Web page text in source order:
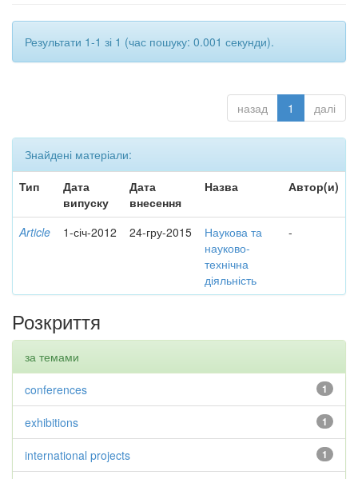
Результати 1-1 зі 1 (час пошуку: 0.001 секунди).
назад 1 далі
Знайдені матеріали:
Тип
Дата
випуску
Дата
внесення
Назва Автор(и)
Article 1-січ-2012 24-гру-2015
Наукова та
науково-
технічна
діяльність
-
Розкриття
за темами
1
conferences
1
exhibitions
1
international projects